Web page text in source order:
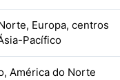
Europa, centros
Pacífico
América do Norte